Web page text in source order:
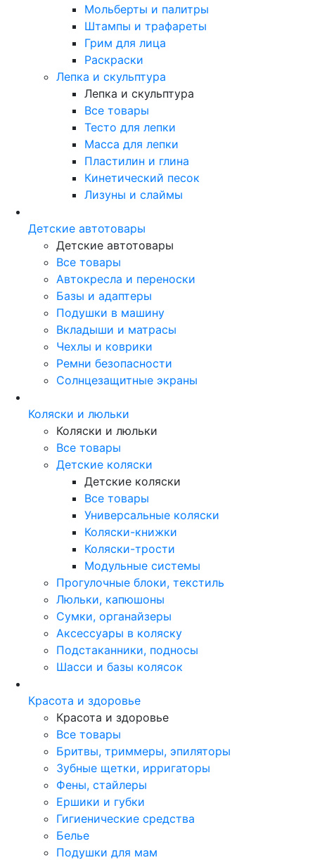
Мольберты и палитры
Штампы и трафареты
Грим для лица
Раскраски
Лепка и скульптура
Лепка и скульптура
Все товары
Тесто для лепки
Масса для лепки
Пластилин и глина
Кинетический песок
Лизуны и слаймы
Детские автотовары
Детские автотовары
Все товары
Автокресла и переноски
Базы и адаптеры
Подушки в машину
Вкладыши и матрасы
Чехлы и коврики
Ремни безопасности
Солнцезащитные экраны
Коляски и люльки
Коляски и люльки
Все товары
Детские коляски
Детские коляски
Все товары
Универсальные коляски
Коляски-книжки
Коляски-трости
Модульные системы
Прогулочные блоки, текстиль
Люльки, капюшоны
Сумки, органайзеры
Аксессуары в коляску
Подстаканники, подносы
Шасси и базы колясок
Красота и здоровье
Красота и здоровье
Все товары
Бритвы, триммеры, эпиляторы
Зубные щетки, ирригаторы
Фены, стайлеры
Ершики и губки
Гигиенические средства
Белье
Подушки для мам